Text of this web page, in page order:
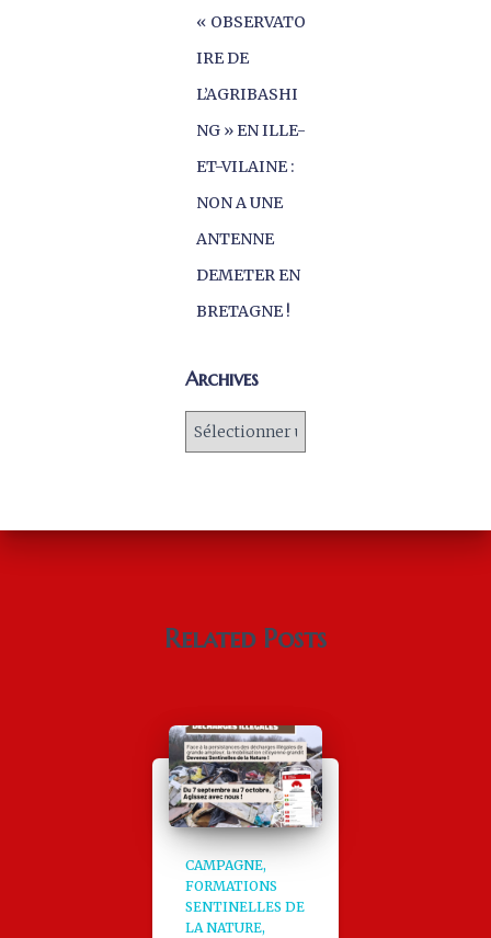
« OBSERVATO
IRE DE
L’AGRIBASHI
NG » EN ILLE-
ET-VILAINE :
NON A UNE
ANTENNE
DEMETER EN
BRETAGNE !
Archives
Related Posts
CAMPAGNE
FORMATIONS
SENTINELLES DE
LA NATURE